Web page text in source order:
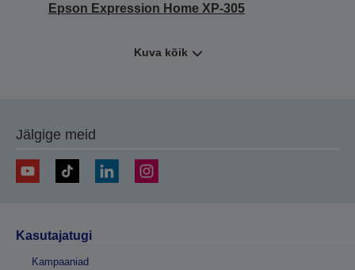
Epson Expression Home XP-305
Kuva kõik
Jälgige meid
Kasutajatugi
Kampaaniad